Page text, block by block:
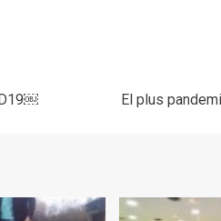
El plus